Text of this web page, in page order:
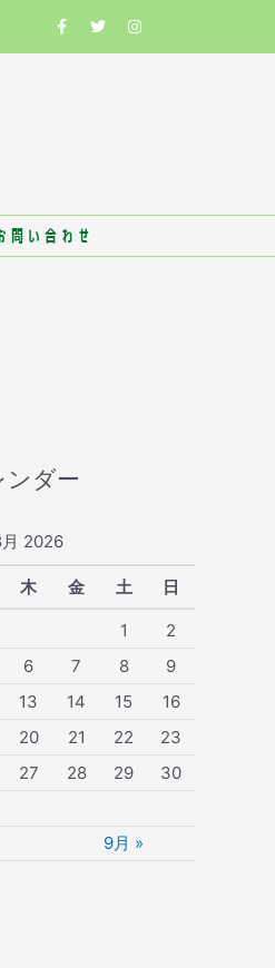
問い合わせ
ンダー
2026
木 金 土 日
1
2
6 7 8
9
13 14 15
16
20 21 22
23
27 28 29
30
9月 »